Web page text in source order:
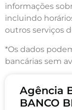
informações
incluindo
outros serviços
*Os dados
bancárias sem
Agência
BANCO